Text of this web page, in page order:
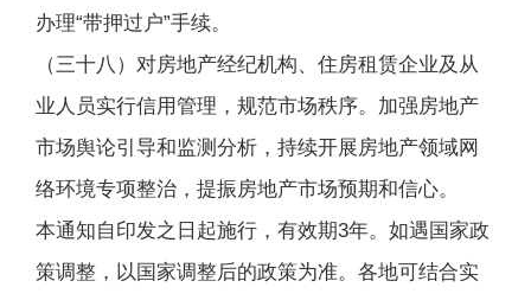
办理“带押过户”手续。
（三十八）对房地产经纪机构、住房租赁企业及从
业人员实行信用管理，规范市场秩序。加强房地产
市场舆论引导和监测分析，持续开展房地产领域网
络环境专项整治，提振房地产市场预期和信心。
本通知自印发之日起施行，有效期3年。如遇国家政
策调整，以国家调整后的政策为准。各地可结合实